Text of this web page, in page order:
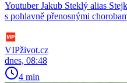
Youtuber Jakub Steklý alias
s pohlavně přenosnými
VIPživot.cz
dnes, 08:48
4 min